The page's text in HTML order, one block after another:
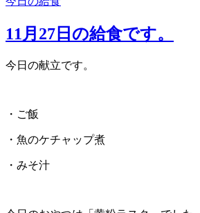
11月27日の給食です。
今日の献立です。
・ご飯
・魚のケチャップ煮
・みそ汁